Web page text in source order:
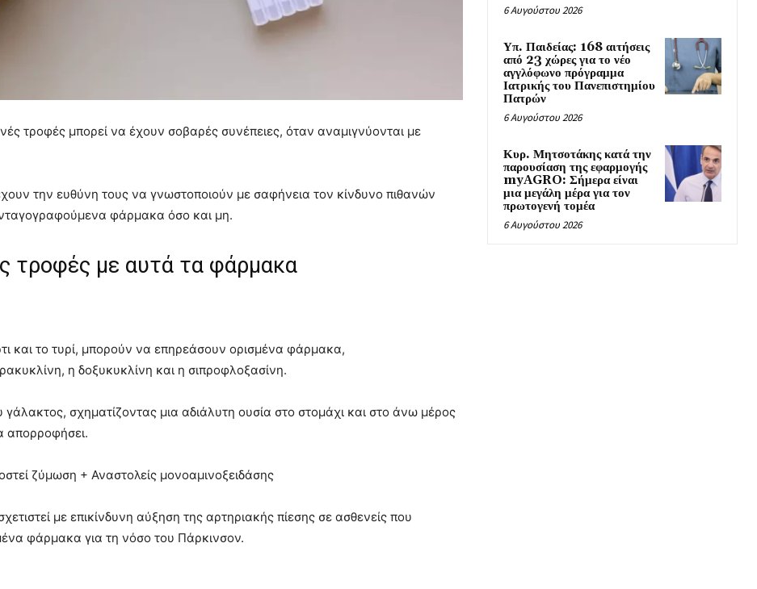
τροφές μπορεί να έχουν σοβαρές συνέπειες, όταν αναμιγνύονται με
την ευθύνη τους να γνωστοποιούν με σαφήνεια τον κίνδυνο πιθανών
φάρμακα όσο και μη.
τροφές με αυτά τα φάρμακα
και το τυρί, μπορούν να επηρεάσουν ορισμένα φάρμακα,
η δοξυκυκλίνη και η σιπροφλοξασίνη.
σχηματίζοντας μια αδιάλυτη ουσία στο στομάχι και στο άνω μέρος
απορροφήσει.
ζύμωση + Αναστολείς μονοαμινοξειδάσης
με επικίνδυνη αύξηση της αρτηριακής πίεσης σε ασθενείς που
φάρμακα για τη νόσο του Πάρκινσον.
6 Αυγούστου 2026
Υπ. Παιδείας: 168 αιτήσεις
από 23 χώρες για το νέο
αγγλόφωνο πρόγραμμα
Ιατρικής του Πανεπιστημίου
Πατρών
6 Αυγούστου 2026
Κυρ. Μητσοτάκης κατά την
παρουσίαση της εφαρμογής
myAGRO: Σήμερα είναι
μια μεγάλη μέρα για τον
πρωτογενή τομέα
6 Αυγούστου 2026